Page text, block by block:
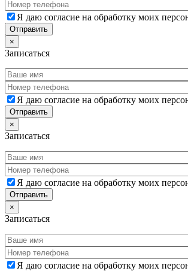
Я даю согласие на обработку моих
×
Записаться
Я даю согласие на обработку моих
×
Записаться
Я даю согласие на обработку моих
×
Записаться
Я даю согласие на обработку моих